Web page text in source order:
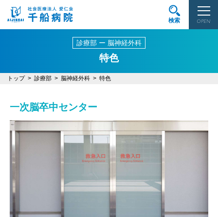
OPEN
検索
診療部 ー 脳神経外科
特色
トップ 診療部 脳神経外科 特色
一次脳卒中センター